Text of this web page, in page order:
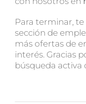
Para terminar,
sección de
más ofertas de
interés. Gracias
búsqueda activa